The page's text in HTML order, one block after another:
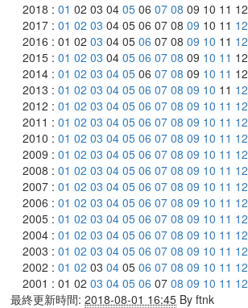
2018 : 01 02 03 04 05 06 07 08 09 10 11 12
2017 : 01 02 03 04 05 06 07 08 09 10 11 12
2016 : 01 02 03 04 05 06 07 08 09 10 11 12
2015 : 01 02 03 04 05 06 07 08 09 10 11 12
2014 : 01 02 03 04 05 06 07 08 09 10 11 12
2013 : 01 02 03 04 05 06 07 08 09 10 11 12
2012 : 01 02 03 04 05 06 07 08 09 10 11 12
2011 : 01 02 03 04 05 06 07 08 09 10 11 12
2010 : 01 02 03 04 05 06 07 08 09 10 11 12
2009 : 01 02 03 04 05 06 07 08 09 10 11 12
2008 : 01 02 03 04 05 06 07 08 09 10 11 12
2007 : 01 02 03 04 05 06 07 08 09 10 11 12
2006 : 01 02 03 04 05 06 07 08 09 10 11 12
2005 : 01 02 03 04 05 06 07 08 09 10 11 12
2004 : 01 02 03 04 05 06 07 08 09 10 11 12
2003 : 01 02 03 04 05 06 07 08 09 10 11 12
2002 : 01 02 03 04 05 06 07 08 09 10 11 12
2001 : 01 02 03 04 05 06 07 08 09 10 11 12
最終更新時間: 2018-08-01 16:45 By ftnk